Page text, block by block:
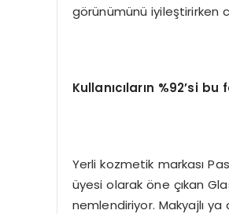
görünümünü iyileştirirken
Kullanıcıların %92’si
Yerli kozmetik markası
üyesi olarak öne çıkan
nemlendiriyor. Makyajlı